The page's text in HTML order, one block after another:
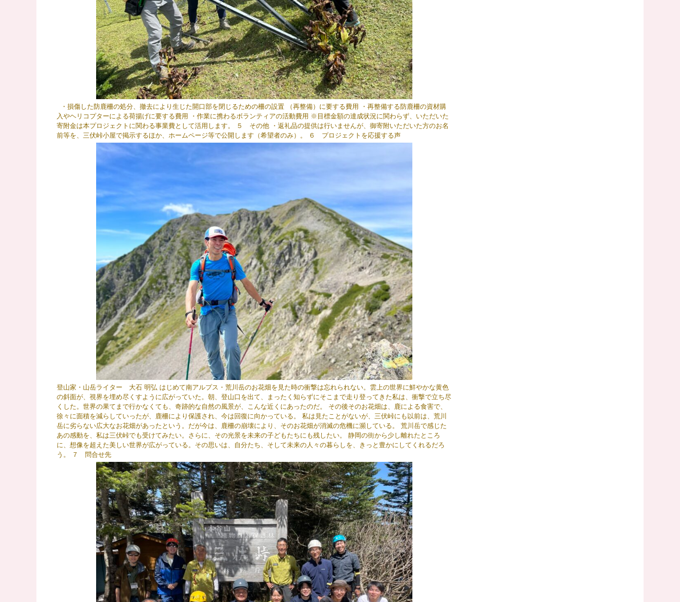
・損傷した防鹿柵の処分、撤去により生じた開口部を閉じるための柵の設置 （再整備）に要する費用 ・再整備する防鹿柵の資材購
入やヘリコプターによる荷揚げに要する費用 ・作業に携わるボランティアの活動費用 ※目標金額の達成状況に関わらず、いただいた
寄附金は本プロジェクトに関わる事業費として活用します。 ５ その他 ・返礼品の提供は行いませんが、御寄附いただいた方のお名
前等を、三伏峠小屋で掲示するほか、ホームページ等で公開します（希望者のみ）。 ６ プロジェクトを応援する声
登山家・山岳ライター 大石 明弘 はじめて南アルプス・荒川岳のお花畑を見た時の衝撃は忘れられない。雲上の世界に鮮やかな黄色
の斜面が、視界を埋め尽くすように広がっていた。朝、登山口を出て、まったく知らずにそこまで走り登ってきた私は、衝撃で立ち尽
くした。世界の果てまで行かなくても、奇跡的な自然の風景が、こんな近くにあったのだ。 その後そのお花畑は、鹿による食害で、
徐々に面積を減らしていったが、鹿柵により保護され、今は回復に向かっている。 私は見たことがないが、三伏峠にも以前は、荒川
岳に劣らない広大なお花畑があったという。だが今は、鹿柵の崩壊により、そのお花畑が消滅の危機に瀕している。 荒川岳で感じた
あの感動を、私は三伏峠でも受けてみたい。さらに、その光景を未来の子どもたちにも残したい。 静岡の街から少し離れたところ
に、想像を超えた美しい世界が広がっている。その思いは、自分たち、そして未来の人々の暮らしを、きっと豊かにしてくれるだろ
う。 ７ 問合せ先